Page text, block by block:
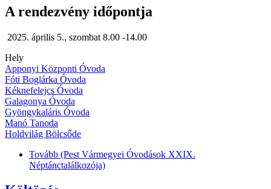
A rendezvény időpontja
2025. április 5., szombat 8.00 -14.00
Hely
Apponyi Központi Óvoda
Fóti Boglárka Óvoda
Kéknefelejcs Óvoda
Galagonya Óvoda
Gyöngykaláris Óvoda
Manó Tanoda
Holdvilág Bölcsőde
Tovább (Pest Vármegyei Óvodások XXIX.
Néptánctalálkozója)